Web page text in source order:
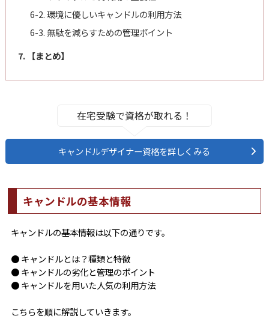
6-2. 環境に優しいキャンドルの利用方法
6-3. 無駄を減らすための管理ポイント
7. 【まとめ】
在宅受験で資格が取れる！
キャンドルデザイナー資格を詳しくみる
キャンドルの基本情報
キャンドルの基本情報は以下の通りです。
● キャンドルとは？種類と特徴
● キャンドルの劣化と管理のポイント
● キャンドルを用いた人気の利用方法
こちらを順に解説していきます。